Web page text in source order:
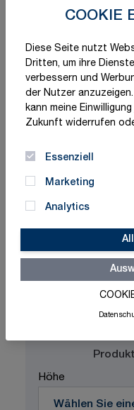
COOKIE
Diese Seite nutzt
Dritten, um ihre
verbessern und
der Nutzer
kann meine
Zukunft widerrufen
Essenziell
Marketing
Analytics
ISO-zertifizierte
Höhe